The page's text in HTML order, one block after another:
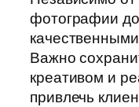
фотографии
Важно
креативом и
привлечь